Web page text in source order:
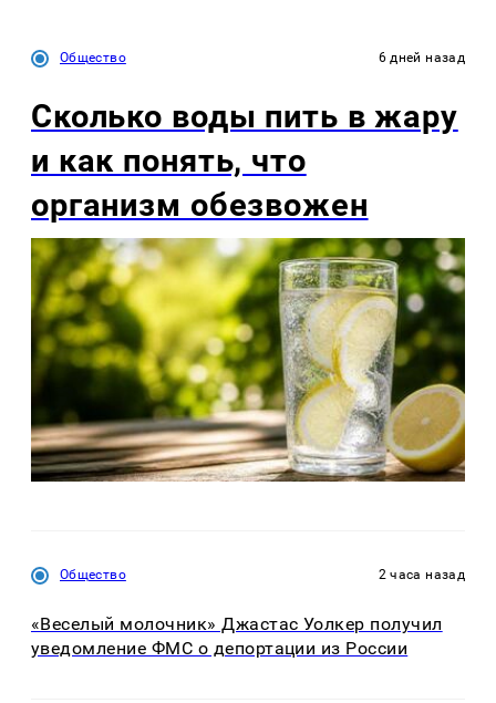
Общество 6 дней назад
Сколько воды пить в жару
и как понять, что
организм обезвожен
Общество 2 часа назад
«Веселый молочник» Джастас Уолкер получил
уведомление ФМС о депортации из России